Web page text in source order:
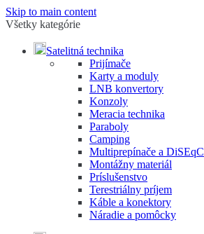
Skip to main content
Všetky kategórie
Satelitná technika
Prijímače
Karty a moduly
LNB konvertory
Konzoly
Meracia technika
Paraboly
Camping
Multiprepínače a DiSEqC
Montážny materiál
Príslušenstvo
Terestriálny príjem
Káble a konektory
Náradie a pomôcky